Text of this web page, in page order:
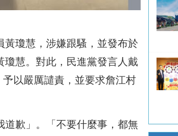
瓊慧，涉嫌跟騷，並發布於
瓊慧。對此，民進黨發言人戴
以嚴厲譴責，並要求詹江村
歉」。「不要什麼事，都無